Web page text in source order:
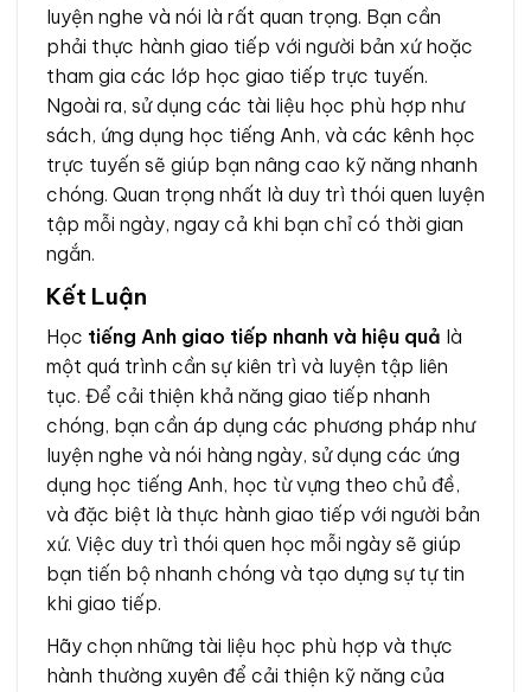
luyện nghe và nói là rất quan trọng. Bạn cần
phải thực hành giao tiếp với người bản xứ hoặc
tham gia các lớp học giao tiếp trực tuyến.
Ngoài ra, sử dụng các tài liệu học phù hợp như
sách, ứng dụng học tiếng Anh, và các kênh học
trực tuyến sẽ giúp bạn nâng cao kỹ năng nhanh
chóng. Quan trọng nhất là duy trì thói quen luyện
tập mỗi ngày, ngay cả khi bạn chỉ có thời gian
ngắn.
Kết Luận
Học tiếng Anh giao tiếp nhanh và hiệu quả là
một quá trình cần sự kiên trì và luyện tập liên
tục. Để cải thiện khả năng giao tiếp nhanh
chóng, bạn cần áp dụng các phương pháp như
luyện nghe và nói hàng ngày, sử dụng các ứng
dụng học tiếng Anh, học từ vựng theo chủ đề,
và đặc biệt là thực hành giao tiếp với người bản
xứ. Việc duy trì thói quen học mỗi ngày sẽ giúp
bạn tiến bộ nhanh chóng và tạo dựng sự tự tin
khi giao tiếp.
Hãy chọn những tài liệu học phù hợp và thực
hành thường xuyên để cải thiện kỹ năng của